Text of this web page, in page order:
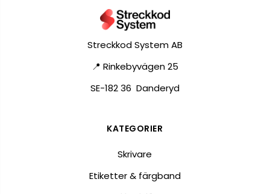
Streckkod System AB
📍 Rinkebyvägen 25
SE-182 36 Danderyd
KATEGORIER
Skrivare
Etiketter & färgband